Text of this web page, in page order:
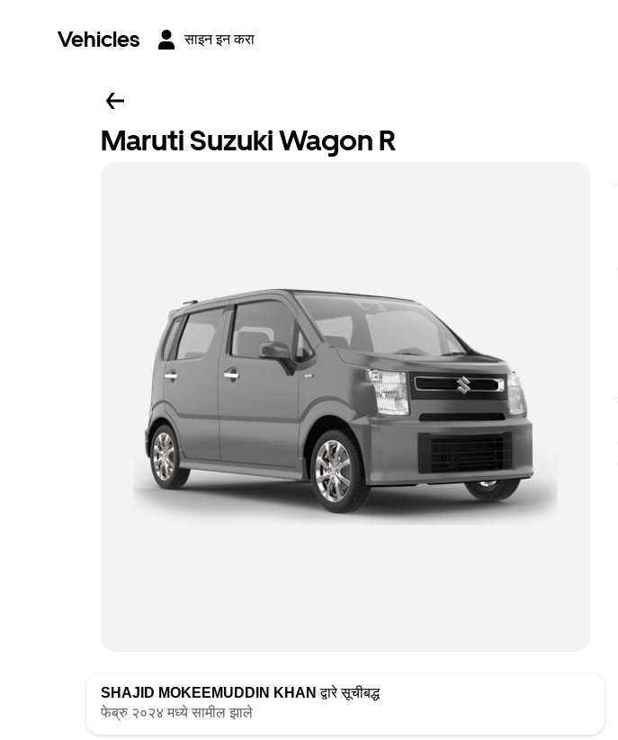
Vehicles साइन इन करा
Maruti Suzuki Wagon R
SHAJID MOKEEMUDDIN KHAN द्वारे सूचीबद्ध
फेब्रु २०२४ मध्ये सामील झाले